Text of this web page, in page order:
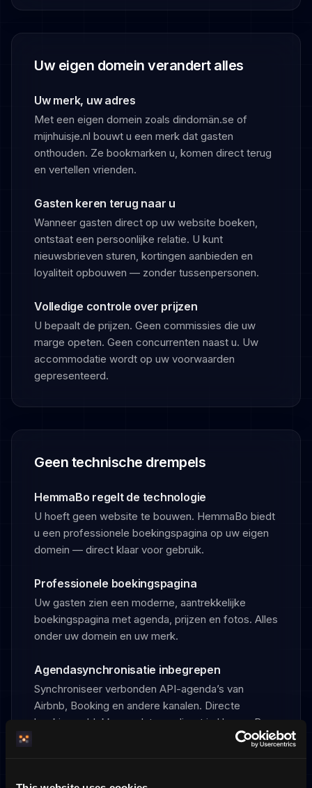
Uw eigen domein verandert alles
Uw merk, uw adres
Met een eigen domein zoals dindomän.se of
mijnhuisje.nl bouwt u een merk dat gasten
onthouden. Ze bookmarken u, komen direct terug
en vertellen vrienden.
Gasten keren terug naar u
Wanneer gasten direct op uw website boeken,
ontstaat een persoonlijke relatie. U kunt
nieuwsbrieven sturen, kortingen aanbieden en
loyaliteit opbouwen — zonder tussenpersonen.
Volledige controle over prijzen
U bepaalt de prijzen. Geen commissies die uw
marge opeten. Geen concurrenten naast u. Uw
accommodatie wordt op uw voorwaarden
gepresenteerd.
Geen technische drempels
HemmaBo regelt de technologie
U hoeft geen website te bouwen. HemmaBo biedt
u een professionele boekingspagina op uw eigen
domein — direct klaar voor gebruik.
Professionele boekingspagina
Uw gasten zien een moderne, aantrekkelijke
boekingspagina met agenda, prijzen en fotos. Alles
onder uw domein en uw merk.
Agendasynchronisatie inbegrepen
Synchroniseer verbonden API-agenda’s van
Airbnb, Booking en andere kanalen. Directe
boekingen blokkeren datums direct in HemmaBo
en conflicten worden in het dashboard getoond.